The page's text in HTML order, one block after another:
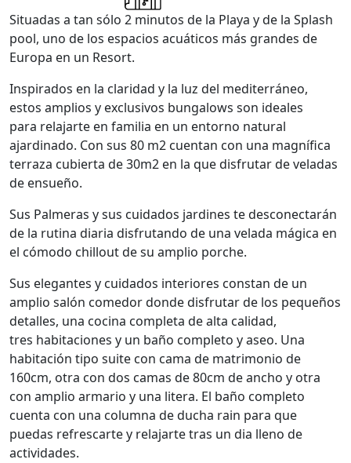
Situadas a tan sólo 2 minutos de la Playa y de la Splash
pool, uno de los espacios acuáticos más grandes de
Europa en un Resort.
Inspirados en la claridad y la luz del mediterráneo,
estos amplios y exclusivos bungalows son ideales
para relajarte en familia en un entorno natural
ajardinado. Con sus 80 m2 cuentan con una magnífica
terraza cubierta de 30m2 en la que disfrutar de veladas
de ensueño.
Sus Palmeras y sus cuidados jardines te desconectarán
de la rutina diaria disfrutando de una velada mágica en
el cómodo chillout de su amplio porche.
Sus elegantes y cuidados interiores constan de un
amplio salón comedor donde disfrutar de los pequeños
detalles, una cocina completa de alta calidad,
tres habitaciones y un baño completo y aseo. Una
habitación tipo suite con cama de matrimonio de
160cm, otra con dos camas de 80cm de ancho y otra
con amplio armario y una litera. El baño completo
cuenta con una columna de ducha rain para que
puedas refrescarte y relajarte tras un dia lleno de
actividades.